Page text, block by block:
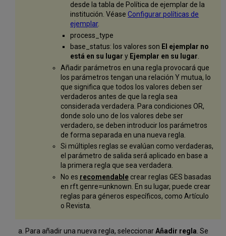
desde la tabla de Política de ejemplar de la
institución. VéaseConfigurar políticas de
ejemplar.
process_type
base_status: los valores son El ejemplar no
está en su lugar y Ejemplar en su lugar.
Añadir parámetros en una regla provocará que
los parámetros tengan una relación Y mutua, lo
que significa que todos los valores deben ser
verdaderos antes de que la regla sea
considerada verdadera. Para condiciones OR,
donde solo uno de los valores debe ser
verdadero, se deben introducir los parámetros
de forma separada en una nueva regla.
Si múltiples reglas se evalúan como verdaderas,
el parámetro de salida será aplicado en base a
la primera regla que sea verdadera.
No es recomendablecrear reglas GES basadas
en rft.genre=unknown. En su lugar, puede crear
reglas para géneros específicos, como Artículo
o Revista.
Para añadir una nueva regla, seleccionarAñadir regla. Se